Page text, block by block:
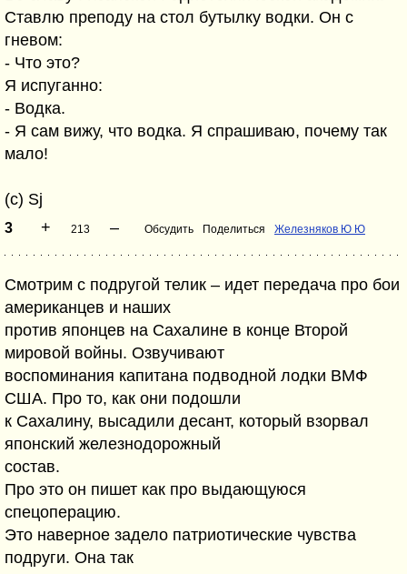
Ставлю преподу на стол бутылку водки. Он с
гневом:
- Что это?
Я испуганно:
- Водка.
- Я сам вижу, что водка. Я спрашиваю, почему так
мало!
(c) Sj
3 + 213 – Обсудить Поделиться Железняков Ю Ю
Смотрим с подругой телик – идет передача про бои
американцев и наших
против японцев на Сахалине в конце Второй
мировой войны. Озвучивают
воспоминания капитана подводной лодки ВМФ
США. Про то, как они подошли
к Сахалину, высадили десант, который взорвал
японский железнодорожный
состав.
Про это он пишет как про выдающуюся
спецоперацию.
Это наверное задело патриотические чувства
подруги. Она так